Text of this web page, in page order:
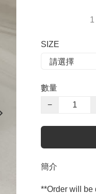
SIZE
數量
−
簡介
**Order will be